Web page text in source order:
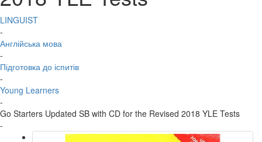
LINGUIST
-
Англійська мова
-
Підготовка до іспитів
-
Young Learners
-
Go Starters Updated SB with CD for the Revised 2018 YLE Tests
-